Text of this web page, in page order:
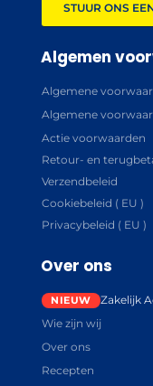
STUUR ONS
Algemen
Algemene
Algemene
Actie voorwaarden
Retour- en
Verzendbeleid
Cookiebeleid ( EU )
Privacybeleid ( EU )
Over ons
Zakelijk
Wie zijn wij
Over ons
Recepten